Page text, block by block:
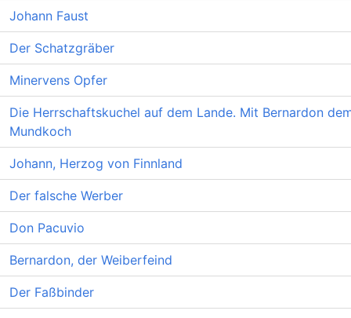
Johann Faust
Der Schatzgräber
Minervens Opfer
Die Herrschaftskuchel auf dem Lande. Mit Bernardon
Mundkoch
Johann, Herzog von Finnland
Der falsche Werber
Don Pacuvio
Bernardon, der Weiberfeind
Der Faßbinder